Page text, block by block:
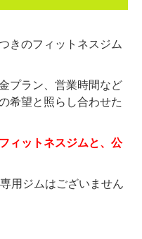
きのフィットネスジム
プラン、営業時間など
希望と照らし合わせた
ィットネスジムと、公
用ジムはございません